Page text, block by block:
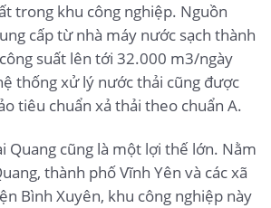
trong khu công nghiệp. Nguồn
cấp từ nhà máy nước sạch thành
suất lên tới 32.000 m3/ngày
thống xử lý nước thải cũng được
tiêu chuẩn xả thải theo chuẩn A.
Quang cũng là một lợi thế lớn. Nằm
thành phố Vĩnh Yên và các xã
Bình Xuyên, khu công nghiệp này